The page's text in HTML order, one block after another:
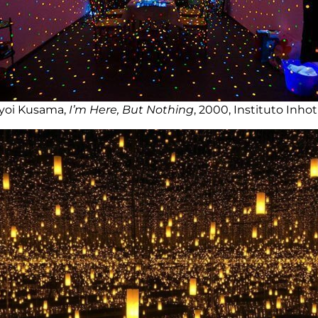
Kusama, I’m Here, But Nothing, 2000, Instituto